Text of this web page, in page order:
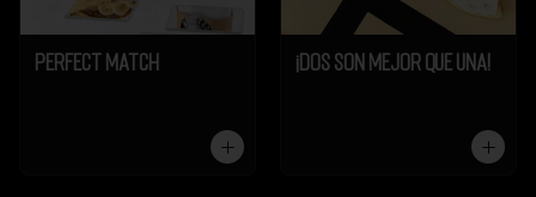
Perfect Match ¡Dos son mejor que UNA!